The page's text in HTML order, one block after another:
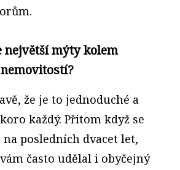
největší mýty kolem
že je to jednoduché a
každý. Přitom když se
posledních dvacet let,
často udělal i obyčejný